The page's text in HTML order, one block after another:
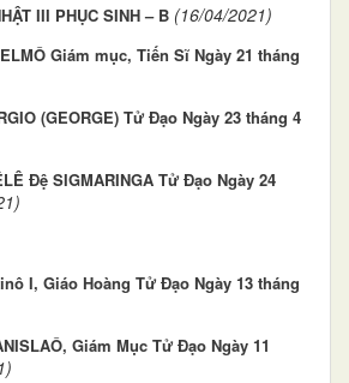
III PHỤC SINH – B (16/04/2021)
Giám mục, Tiến Sĩ Ngày 21 tháng
(GEORGE) Tử Đạo Ngày 23 tháng 4
Đệ SIGMARINGA Tử Đạo Ngày 24
I, Giáo Hoàng Tử Đạo Ngày 13 tháng
Giám Mục Tử Đạo Ngày 11